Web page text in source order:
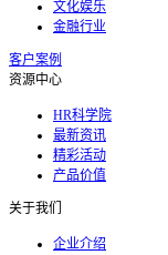
文化娱乐
金融行业
客户案例
资源中心
HR科学院
最新资讯
精彩活动
产品价值
关于我们
企业介绍